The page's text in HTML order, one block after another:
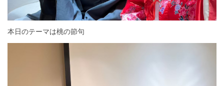
本日のテーマは桃の節句